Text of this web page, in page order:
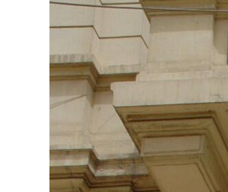
μεγαλύτερης
εικόνας